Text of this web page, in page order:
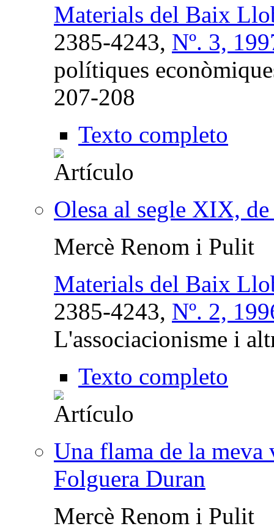
Materials del Baix
2385-4243, Nº. 3,
polítiques
207-208
Texto completo
Olesa al segle XIX,
Mercè Renom i Pulit
Materials del Baix
2385-4243, Nº. 2,
L'associacionisme i
Texto completo
Una flama de la
Folguera Duran
Mercè Renom i Pulit